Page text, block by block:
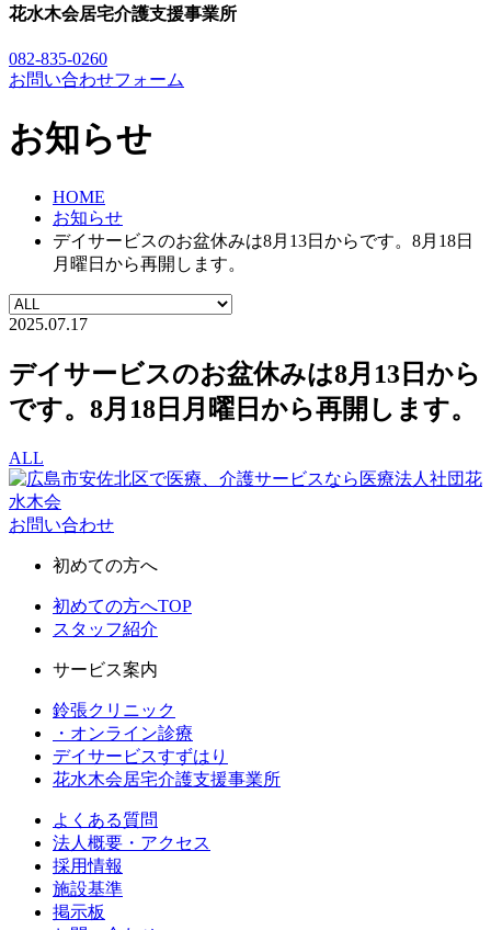
花水木会居宅介護支援事業所
082-835-0260
お問い合わせフォーム
お知らせ
HOME
お知らせ
デイサービスのお盆休みは8月13日からです。8月18日
月曜日から再開します。
2025.07.17
デイサービスのお盆休みは8月13日から
です。8月18日月曜日から再開します。
ALL
お問い合わせ
初めての方へ
初めての方へTOP
スタッフ紹介
サービス案内
鈴張クリニック
・オンライン診療
デイサービスすずはり
花水木会居宅介護支援事業所
よくある質問
法人概要・アクセス
採用情報
施設基準
掲示板